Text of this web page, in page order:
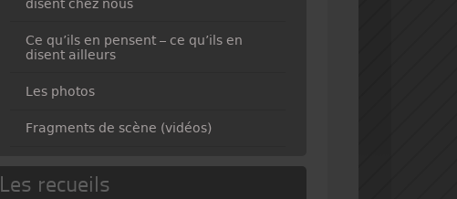
disent chez nous
Ce qu’ils en pensent – ce qu’ils en
disent ailleurs
Les photos
Fragments de scène (vidéos)
Les recueils